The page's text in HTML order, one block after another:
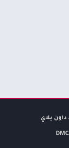
داون بلاي